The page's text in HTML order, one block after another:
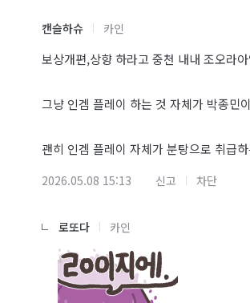
캔슬하슈 카인
보상개편,상향 하라고 중천 내내 조오라
그냥 인겜 플레이 하는 것 자체가 박종민
괜히 인겜 플레이 자체가 분탕으로 취급
2026.05.08 15:13 신고 차단
로또다 카인